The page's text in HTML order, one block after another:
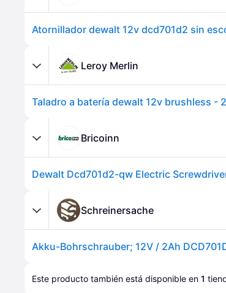
Atornillador dewalt 12v dcd701d2 sin
Leroy Merlin
Bricoinn
Schreinersache
Akku-Bohrschrauber; 12V / 2Ah
Este producto también está disponible en 1